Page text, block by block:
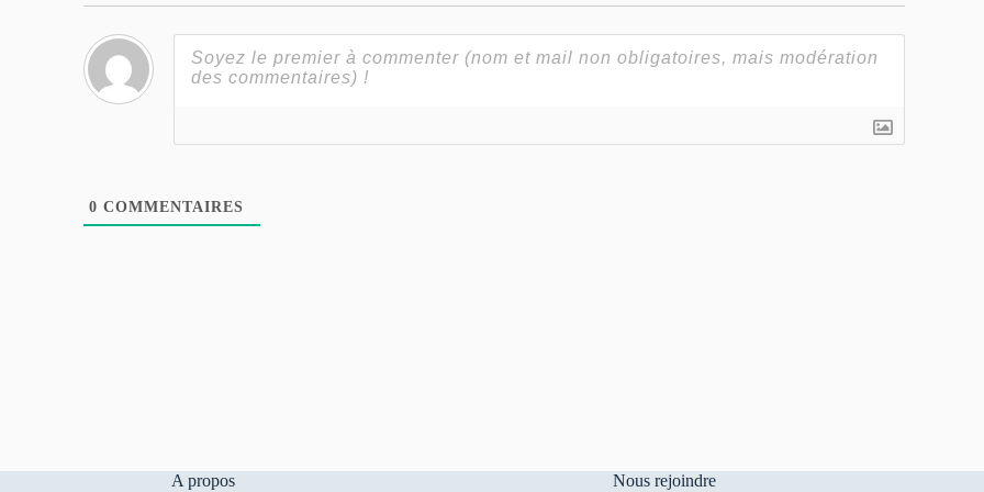
0 COMMENTAIRES
A propos Nous rejoindre